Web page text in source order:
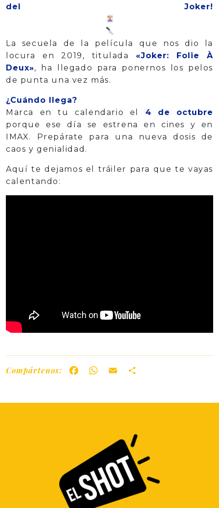
del Joker!
La secuela de la película que nos dio la
locura en 2019, titulada «Joker: Folie À
Deux», ha llegado para ponernos los pelos
de punta una vez más.
¿Cuándo llega?
Marca en tu calendario el 4 de octubre
porque ese día se estrena en cines y en
IMAX. Prepárate para una nueva dosis de
caos y genialidad.
Aquí te dejamos el tráiler para que te vayas
calentando:
Compártenos: FacebookWhatsApp
Email